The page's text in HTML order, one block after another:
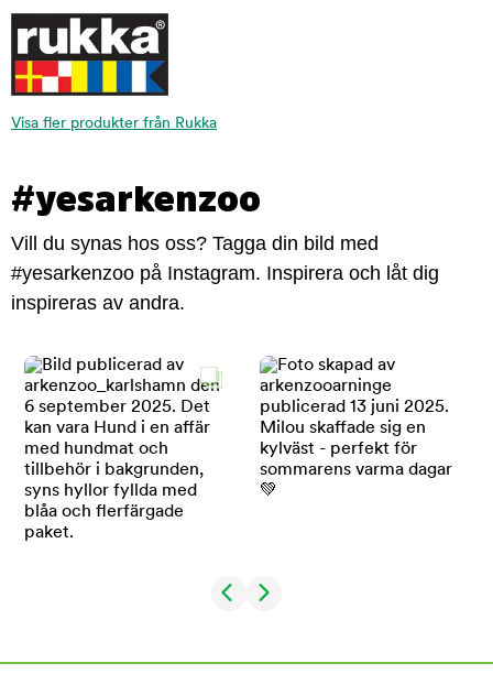
Visa fler produkter från Rukka
#yesarkenzoo
Vill du synas hos oss? Tagga din bild med
#yesarkenzoo på Instagram. Inspirera och låt dig
inspireras av andra.